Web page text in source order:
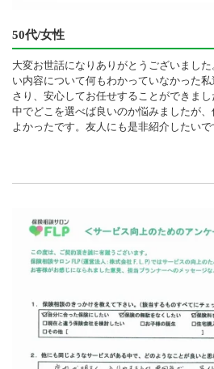
50代/女性
大変お世話になりありがとうございまし
い内容について何もわかっていなかった
さり、安心してお任せすることができま
中でどこを選べば良いのか悩みましたが
よかったです。友人にも是非紹介したいで